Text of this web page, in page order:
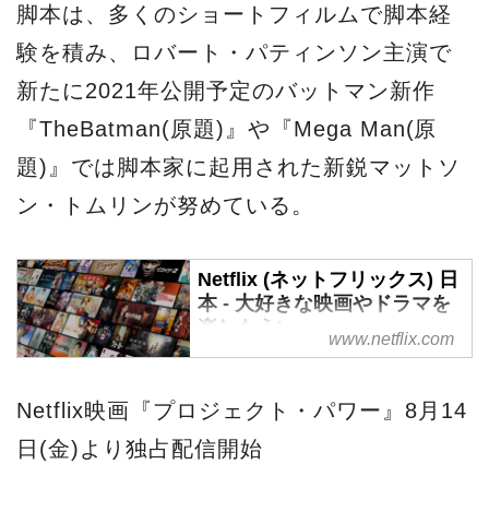
脚本は、多くのショートフィルムで脚本経
験を積み、ロバート・パティンソン主演で
新たに2021年公開予定のバットマン新作
『TheBatman(原題)』や『Mega Man(原
題)』では脚本家に起用された新鋭マットソ
ン・トムリンが努めている。
Netflix (ネットフリックス) 日
本 - 大好きな映画やドラマを
楽しもう!
Netflix (ネットフリックス) で映
リーム再生! スマートテレビ、
ゲーム機、PC、Mac、モバイル
www.netflix.com
Netflix映画『プロジェクト・パワー』8月14
日(金)より独占配信開始